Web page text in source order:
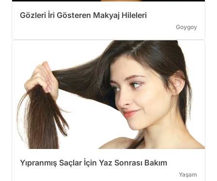
Gözleri İri Gösteren Makyaj Hileleri
Goygoy
Yıpranmış Saçlar İçin Yaz Sonrası Bakım
Yaşam